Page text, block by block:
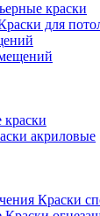
краски
для
акриловые
Краски